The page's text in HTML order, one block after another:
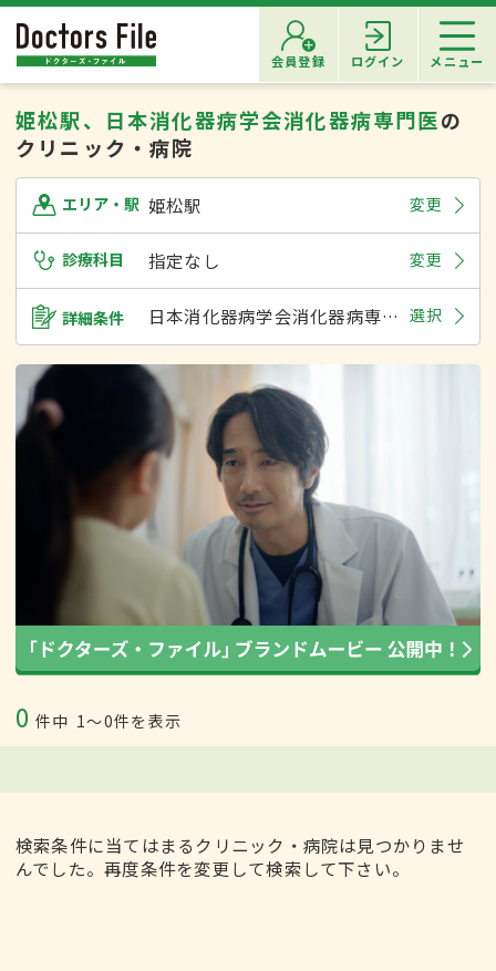
会員登録 ログイン メニュー
姫松駅、日本消化器病学会消化器病専門医の
クリニック・病院
エリア・駅 姫松駅 変更
診療科目 指定なし 変更
詳細条件 日本消化器病学会消化器病専門医 選択
0 件中 1〜0件を表示
検索条件に当てはまるクリニック・病院は見つかりませ
んでした。再度条件を変更して検索して下さい。